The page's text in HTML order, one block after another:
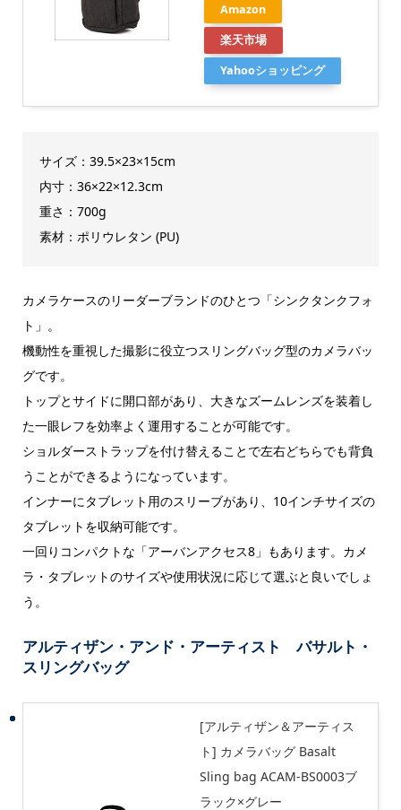
Amazon
楽天市場
Yahooショッピング
サイズ：39.5×23×15cm
内寸：36×22×12.3cm
重さ：700g
素材：ポリウレタン (PU)
カメラケースのリーダーブランドのひとつ「シンクタンクフォ
ト」。
機動性を重視した撮影に役立つスリングバッグ型のカメラバッ
グです。
トップとサイドに開口部があり、大きなズームレンズを装着し
た一眼レフを効率よく運用することが可能です。
ショルダーストラップを付け替えることで左右どちらでも背負
うことができるようになっています。
インナーにタブレット用のスリーブがあり、10インチサイズの
タブレットを収納可能です。
一回りコンパクトな「アーバンアクセス8」もあります。カメ
ラ・タブレットのサイズや使用状況に応じて選ぶと良いでしょ
う。
アルティザン・アンド・アーティスト バサルト・
スリングバッグ
[アルティザン＆アーティス
ト] カメラバッグ Basalt
Sling bag ACAM-BS0003ブ
ラック×グレー